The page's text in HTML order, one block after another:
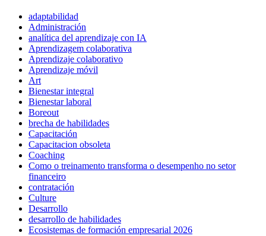
adaptabilidad
Administración
analítica del aprendizaje con IA
Aprendizagem colaborativa
Aprendizaje colaborativo
Aprendizaje móvil
Art
Bienestar integral
Bienestar laboral
Boreout
brecha de habilidades
Capacitación
Capacitacion obsoleta
Coaching
Como o treinamento transforma o desempenho no setor
financeiro
contratación
Culture
Desarrollo
desarrollo de habilidades
Ecosistemas de formación empresarial 2026